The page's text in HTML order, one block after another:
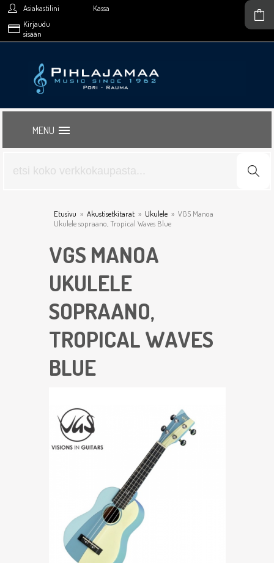
Asiakastilini
Kassa
Kirjaudu
sisään
MENU
Etusivu » Akustisetkitarat » Ukulele » VGS Manoa
Ukulele sopraano, Tropical Waves Blue
VGS MANOA
UKULELE
SOPRAANO,
TROPICAL WAVES
BLUE